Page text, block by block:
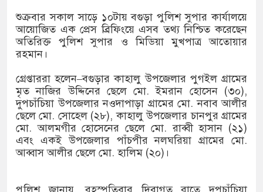
জোড়া গোল, বড় জয়
বিপক্ষে মিরাজের
মানের জাতীয়
শুক্রবার সকাল সাড়ে ১০টায় বগুড়া পুলিশ সুপার কার্যালয়ে
আয়োজিত এক প্রেস ব্রিফিংয়ে এসব তথ্য নিশ্চিত করেছেন
অতিরিক্ত পুলিশ সুপার ও মিডিয়া মুখপাত্র আতোয়ার
রহমান।
গ্রেপ্তাররা হলেন–বগুড়ার কাহালু উপজেলার পুগইল গ্রামের
মৃত নাজির উদ্দিনের ছেলে মো. ইমরান হোসেন (৩০),
দুপচাঁচিয়া উপজেলার নওদাপাড়া গ্রামের মো. নবাব আলীর
ছেলে মো. সোহেল (২৮), কাহালু উপজেলার চানপুর গ্রামের
মো. আলমগীর হোসেনের ছেলে মো. রাব্বী হাসান (২১)
এবং একই উপজেলার পাঁচপীর নলঘরিয়া গ্রামের মো.
আব্বাস আলীর ছেলে মো. হালিম (২০)।